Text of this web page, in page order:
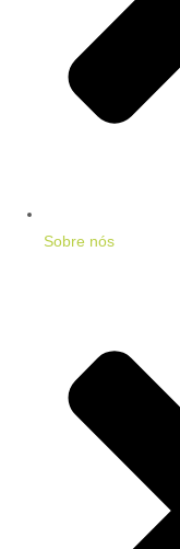
Sobre nós